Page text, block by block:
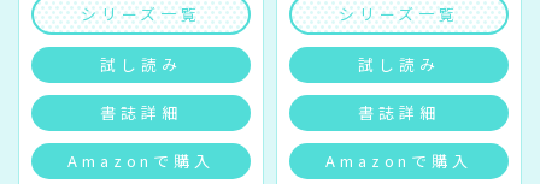
シリーズ一覧
試し読み
書誌詳細
Amazonで購入
シリーズ一覧
試し読み
書誌詳細
Amazonで購入